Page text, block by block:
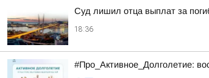
Суд лишил отца выплат за
18:36
#Про_Активное_Долголетие: